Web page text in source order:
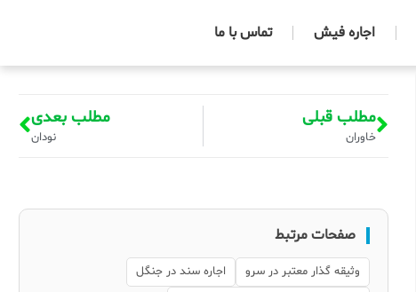
اجاره فیش تماس با ما
مطلب قبلی
خاوران
مطلب بعدی
نودان
صفحات مرتبط
وثیقه گذار معتبر در سرو
اجاره سند در جنگل